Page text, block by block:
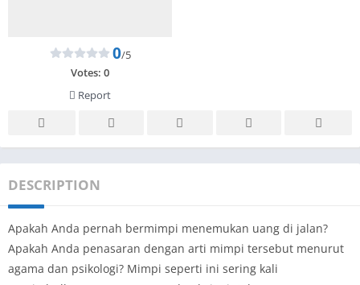
0/5
Votes: 0
Report
DESCRIPTION
Apakah Anda pernah bermimpi menemukan uang di jalan?
Apakah Anda penasaran dengan arti mimpi tersebut menurut
agama dan psikologi? Mimpi seperti ini sering kali